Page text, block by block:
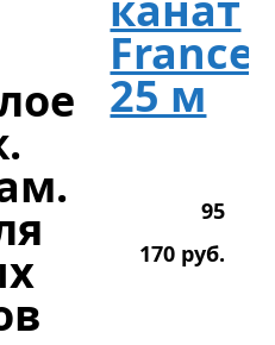
France,
25 м
95
170 руб.